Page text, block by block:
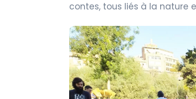
contes, tous liés à la nature